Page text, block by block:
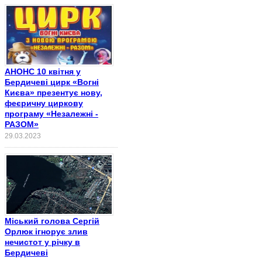
АНОНС 10 квітня у
Бердичеві цирк «Вогні
Києва» презентує нову,
феєричну циркову
програму «Незалежні -
РАЗОМ»
29.03.2023
Міський голова Сергій
Орлюк ігнорує злив
нечистот у річку в
Бердичеві